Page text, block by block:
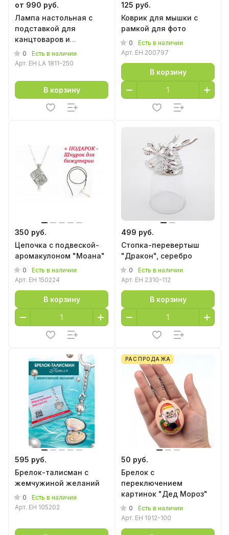
от 990 руб.
Лампа настольная с
подставкой для
канцтоваров и
телефона
0
Есть в наличии
Арт. EH LA 1811-250
В корзину
125 руб.
Коврик для мышки с
рамкой для фото
0
Есть в наличии
Арт. EH 200797
В корзину
350 руб.
Цепочка с подвеской-
аромакулоном "Моана"
0
Есть в наличии
Арт. EH 150224
В корзину
499 руб.
Стопка-перевертыш
"Дракон", серебро
0
Есть в наличии
Арт. EH 2310-112
В корзину
595 руб.
Брелок-талисман с
жемчужиной желаний
0
Есть в наличии
Арт. EH 105202
РАСПРОДАЖА
50 руб.
Брелок с
переключением
картинок "Дед Мороз"
0
Есть в наличии
Арт. EH 1912-100